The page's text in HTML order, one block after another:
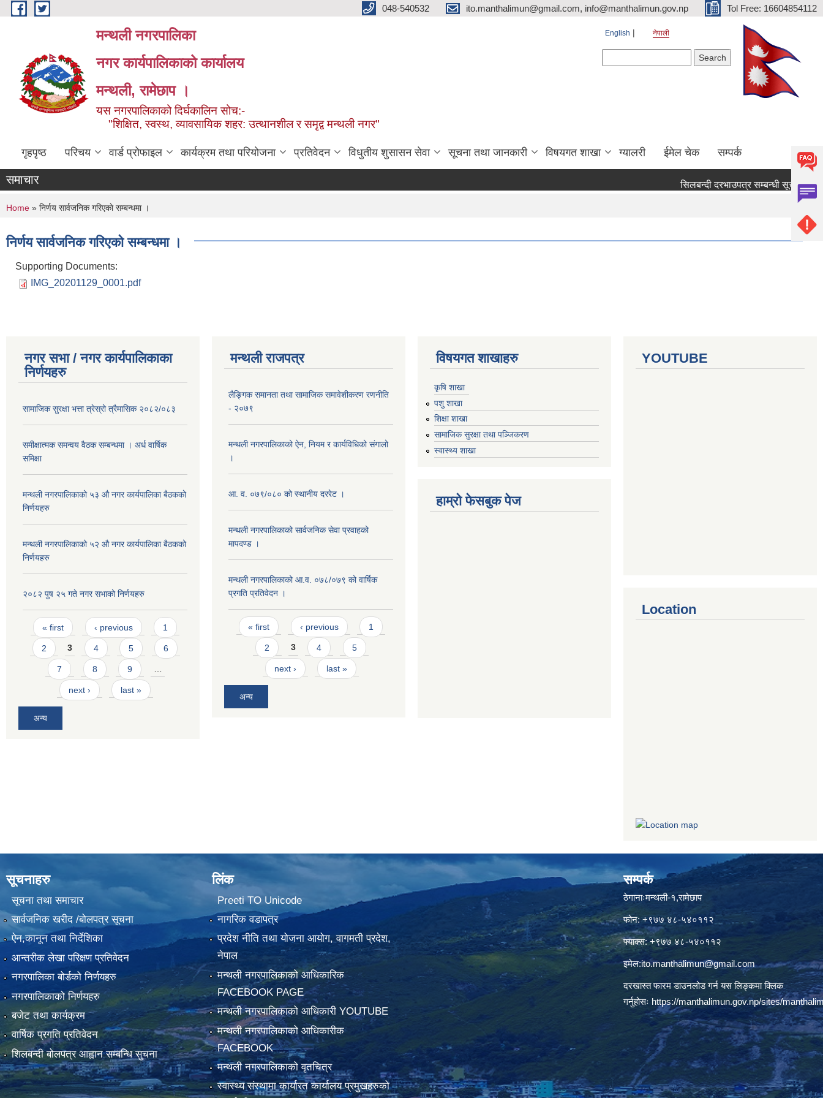
Skip to main content 048-540532 ito.manthalimun@gmail.com, info@manthalimun.gov.np Tol Free: 16604854112
मन्थली नगरपालिका
नगर कार्यपालिकाको कार्यालय
मन्थली, रामेछाप ।
यस नगरपालिकाको दिर्घकालिन सोच:-
"शिक्षित, स्वस्थ, व्यावसायिक शहर: उत्थानशील र समृद्व मन्थली नगर"
English नेपाली
गृहपृष्ठ परिचय वार्ड प्रोफाइल कार्यक्रम तथा परियोजना प्रतिवेदन विधुतीय शुसासन सेवा सूचना तथा जानकारी विषयगत शाखा ग्यालरी ईमेल चेक सम्पर्क
समाचार सिलबन्दी दरभाउपत्र सम्बन्धी सूचना ।
You are here
Home » निर्णय सार्वजनिक गरिएकाे सम्बन्धमा ।
निर्णय सार्वजनिक गरिएकाे सम्बन्धमा ।
Supporting Documents:
IMG_20201129_0001.pdf
नगर सभा / नगर कार्यपालिकाका
निर्णयहरु
सामाजिक सुरक्षा भत्ता त्रेस्रो त्रैमासिक २०८२/०८३
समीक्षात्मक समन्वय वैठक सम्बन्धमा । अर्ध वार्षिक
समिक्षा
मन्थली नगरपालिकाको ५३ औ नगर कार्यपालिका बैठकको
निर्णयहरु
मन्थली नगरपालिकाको ५२ औ नगर कार्यपालिका बैठकको
निर्णयहरु
२०८२ पुष २५ गते नगर सभाको निर्णयहरु
Pages
« first ‹ previous 1
2 3 4 5 6
7 8 9 …
next › last »
अन्य
मन्थली राजपत्र
लैङ्गिक समानता तथा सामाजिक समावेशीकरण रणनीति
- २०७९
मन्थली नगरपालिकाको ऐन, नियम र कार्यविधिको संगालो
।
आ. व. ०७९/०८० को स्थानीय दररेट ।
मन्थली नगरपालिकाको सार्वजनिक सेवा प्रवाहको
मापदण्ड ।
मन्थली नगरपालिकाको आ.व. ०७८/०७९ को वार्षिक
प्रगति प्रतिवेदन ।
Pages
« first ‹ previous 1
2 3 4 5
next › last »
अन्य
विषयगत शाखाहरु
कृषि शाखा
पशु शाखा
शिक्षा शाखा
सामाजिक सुरक्षा तथा पञ्जिकरण
स्वास्थ्य शाखा
हाम्रो फेसबुक पेज
YOUTUBE
Location
सूचनाहरु
सूचना तथा समाचार
सार्वजनिक खरीद /बोलपत्र सूचना
ऐन,कानून तथा निर्देशिका
आन्तरीक लेखा परिक्षण प्रतिवेदन
नगरपालिका बोर्डको निर्णयहरु
नगरपालिकाको निर्णयहरु
बजेट तथा कार्यक्रम
वार्षिक प्रगति प्रतिवेदन
शिलबन्दी बोलपत्र आह्वान सम्बन्धि सुचना
लिंक
Preeti TO Unicode
नागरिक वडापत्र
प्रदेश नीति तथा योजना आयोग, वागमती प्रदेश,
नेपाल
मन्थली नगरपालिकाको आधिकारिक
FACEBOOK PAGE
मन्थली नगरपालिकाको आधिकारी YOUTUBE
मन्थली नगरपालिकाको आधिकारीक
FACEBOOK
मन्थली नगरपालिकाको वृतचित्र
स्वास्थ्य संस्थामा कार्यारत कार्यालय प्रमुखहरुको
सम्पर्क
ठेगानाःमन्थली-१,रामेछाप
फोन: +९७७ ४८-५४०११२
फ्याक्स: +९७७ ४८-५४०११२
इमेल:ito.manthalimun@gmail.com
दरखास्त फारम डाउनलोड गर्न यस लिङ्कमा क्लिक
गर्नुहोसः https://manthalimun.gov.np/sites/